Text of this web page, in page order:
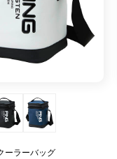
ーラーバッグ